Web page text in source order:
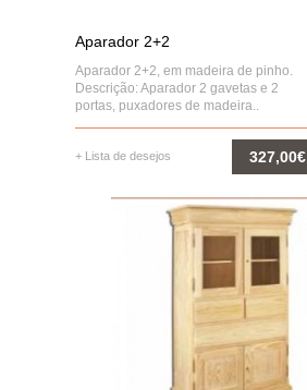
Aparador 2+2
Aparador 2+2, em madeira de pinho.
Descrição: Aparador 2 gavetas e 2
portas, puxadores de madeira..
+ Lista de desejos 327,00€